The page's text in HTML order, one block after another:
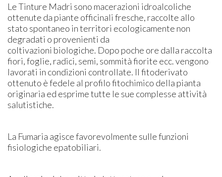
Le Tinture Madri sono macerazioni idroalcoliche
ottenute da piante officinali fresche, raccolte allo
stato spontaneo in territori ecologicamente non
degradati o provenienti da
coltivazioni biologiche. Dopo poche ore dalla raccolta
fiori, foglie, radici, semi, sommità fiorite ecc. vengono
lavorati in condizioni controllate. Il fitoderivato
ottenuto è fedele al profilo fitochimico della pianta
originaria ed esprime tutte le sue complesse attività
salutistiche.
La Fumaria agisce favorevolmente sulle funzioni
fisiologiche epatobiliari.